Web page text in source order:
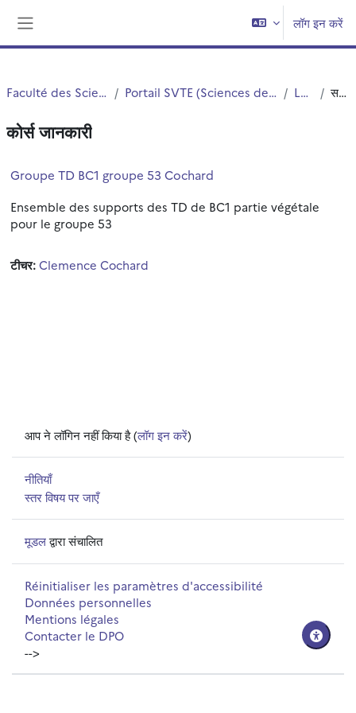
लॉग इन करें
Faculté des Sciences et Technologies (FST) Portail SVTE (Sciences de la Vie, de la Terre et de l'Environnement) L1 SVTE S1 सन्क्षिप्त विवरण
कोर्स जानकारी
Groupe TD BC1 groupe 53 Cochard
Ensemble des supports des TD de BC1 partie végétale
pour le groupe 53
टीचर:Clemence Cochard
आप ने लॉगिन नहीं किया है (लॉग इन करें)
नीतियाँ
स्तर विषय पर जाएँ
मूडलद्वारा संचालित
Réinitialiser les paramètres d'accessibilité
Données personnelles
Mentions légales
Contacter le DPO
-->